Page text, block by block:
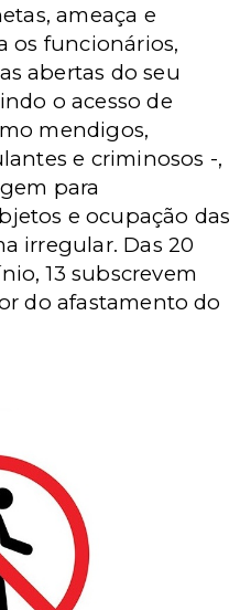
ameaça e
os funcionários,
abertas do seu
o acesso de
mendigos,
e criminosos -,
para
e ocupação das
irregular. Das 20
13 subscrevem
do afastamento do